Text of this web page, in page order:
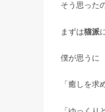
そう思った
まずは猫派
僕が思うに
「癒しを求